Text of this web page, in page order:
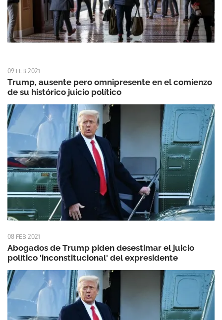
09 FEB 2021
Trump, ausente pero omnipresente en el comienzo
de su histórico juicio político
08 FEB 2021
Abogados de Trump piden desestimar el juicio
político 'inconstitucional' del expresidente